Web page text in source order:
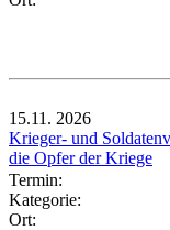
15.11. 2026
Krieger- und
die Opfer der Kriege
Termin:
Kategorie:
Ort: